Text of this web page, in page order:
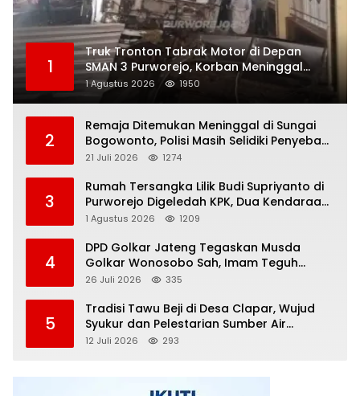
1
Truk Tronton Tabrak Motor di Depan
SMAN 3 Purworejo, Korban Meninggal
Dunia, Polisi Masih Selidiki Penyebab
1 Agustus 2026 1950
2
Remaja Ditemukan Meninggal di Sungai
Bogowonto, Polisi Masih Selidiki Penyebab
Kematian
21 Juli 2026 1274
3
Rumah Tersangka Lilik Budi Supriyanto di
Purworejo Digeledah KPK, Dua Kendaraan
Diamankan
1 Agustus 2026 1209
4
DPD Golkar Jateng Tegaskan Musda
Golkar Wonosobo Sah, Imam Teguh
Purnomo Terpilih Secara Aklamasi
26 Juli 2026 335
5
Tradisi Tawu Beji di Desa Clapar, Wujud
Syukur dan Pelestarian Sumber Air
Kehidupan yang Tak Pernah Kering
12 Juli 2026 293